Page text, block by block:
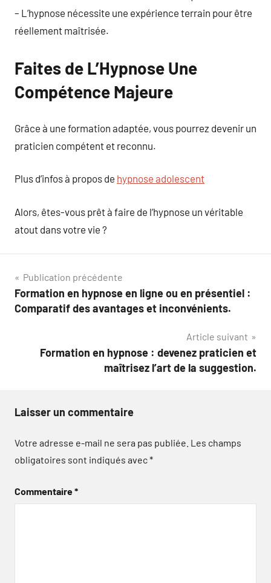
– L’hypnose nécessite une expérience terrain pour être
réellement maîtrisée.
Faites de L’Hypnose Une
Compétence Majeure
Grâce à une formation adaptée, vous pourrez devenir un
praticien compétent et reconnu.
Plus d’infos à propos de hypnose adolescent
Alors, êtes-vous prêt à faire de l’hypnose un véritable
atout dans votre vie ?
Navigation
de
Publication précédente
Formation en hypnose en ligne ou en présentiel :
Comparatif des avantages et inconvénients.
Article suivant
Formation en hypnose : devenez praticien et
maîtrisez l’art de la suggestion.
Laisser un commentaire
Votre adresse e-mail ne sera pas publiée. Les champs
obligatoires sont indiqués avec*
Commentaire*